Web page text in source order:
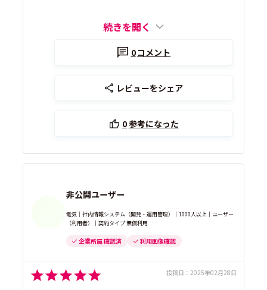
続きを開く
0コメント
レビューをシェア
0参考になった
非公開ユーザー
電気｜社内情報システム（開発・運用管理）｜1000人以上｜ユーザー
（利用者）｜契約タイプ 無償利用
企業所属 確認済 利用画像確認
投稿日： 2025年02月28日